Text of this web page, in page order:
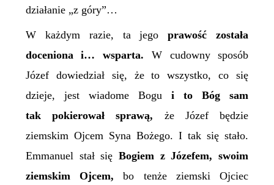
działanie „z góry”…
W każdym razie, ta jegoprawość została
doceniona i…
wsparta. W cudowny sposób
Józef dowiedział się, że to wszystko, co się
dzieje, jest wiadome Bogui to Bóg sam
tak pokierował sprawą, że Józef będzie
ziemskim Ojcem Syna Bożego. I tak się stało.
Emmanuel stał się Bogiem z Józefem, swoim
ziemskim Ojcem, bo tenże ziemski Ojciec